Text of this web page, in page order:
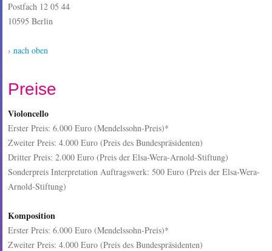
Postfach 12 05 44
10595 Berlin
› nach oben
Preise
Violoncello
Erster Preis: 6.000 Euro (Mendelssohn-Preis)*
Zweiter Preis: 4.000 Euro (Preis des Bundespräsidenten)
Dritter Preis: 2.000 Euro (Preis der Elsa-Wera-Arnold-Stiftung)
Sonderpreis Interpretation Auftragswerk: 500 Euro (Preis der Elsa-Wera-
Arnold-Stiftung)
Komposition
Erster Preis: 6.000 Euro (Mendelssohn-Preis)*
Zweiter Preis: 4.000 Euro (Preis des Bundespräsidenten)